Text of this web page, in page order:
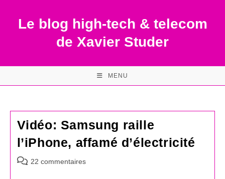
contentLe blog high-tech & telecom
de Xavier Studer
MENU
Vidéo: Samsung raille
l’iPhone, affamé d’électricité
Commentaires
22 commentaires